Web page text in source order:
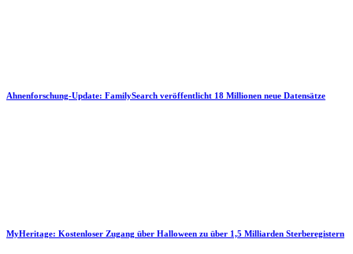
Ahnenforschung-Update: FamilySearch veröffentlicht 18 Millionen neue Datensätze
MyHeritage: Kostenloser Zugang über Halloween zu über 1,5 Milliarden Sterberegistern